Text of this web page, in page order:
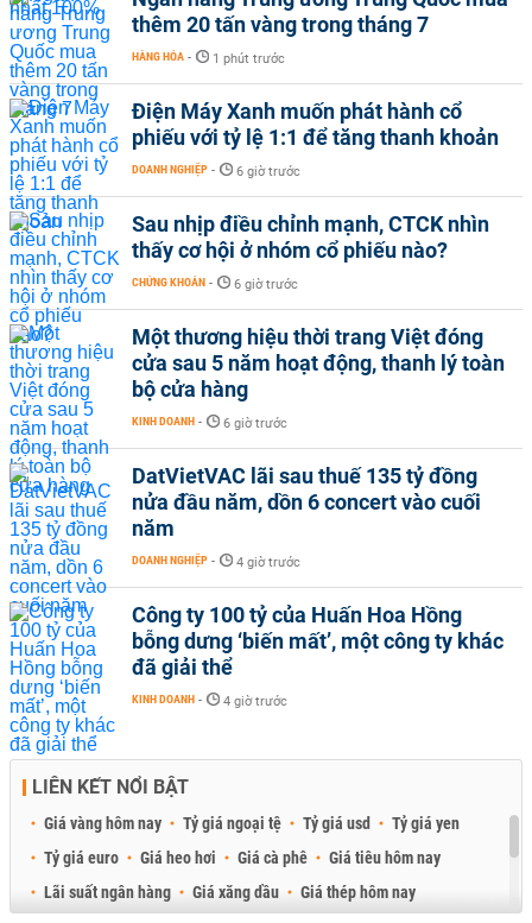
thêm 20 tấn vàng trong tháng 7
HÀNG HÓA - 1 phút trước
Điện Máy Xanh muốn phát hành cổ
phiếu với tỷ lệ 1:1 để tăng thanh khoản
DOANH NGHIỆP - 6 giờ trước
Sau nhịp điều chỉnh mạnh, CTCK nhìn
thấy cơ hội ở nhóm cổ phiếu nào?
CHỨNG KHOÁN - 6 giờ trước
Một thương hiệu thời trang Việt đóng
cửa sau 5 năm hoạt động, thanh lý toàn
bộ cửa hàng
KINH DOANH - 6 giờ trước
DatVietVAC lãi sau thuế 135 tỷ đồng
nửa đầu năm, dồn 6 concert vào cuối
năm
DOANH NGHIỆP - 4 giờ trước
Công ty 100 tỷ của Huấn Hoa Hồng
bỗng dưng ‘biến mất’, một công ty khác
đã giải thể
KINH DOANH - 4 giờ trước
LIÊN KẾT NỔI BẬT
Giá vàng hôm nay Tỷ giá ngoại tệ Tỷ giá usd
Tỷ giá yen
Tỷ giá euro
Giá heo hơi Giá cà phê
Giá tiêu hôm nay
Lãi suất ngân hàng
Giá xăng dầu
Giá thép hôm nay